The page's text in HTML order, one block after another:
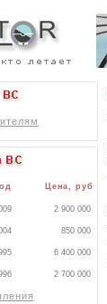
Цена, руб
2 900 000
850 000
6 400 000
2 700 000